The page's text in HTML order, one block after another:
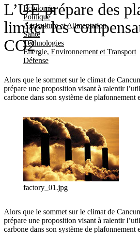
Economie
Politique
Agriculture et Alimentation
Santé
Technologies
Energie, Environnement et Transport
Défense
L’UE prépare des
limiter les
CO2
Alors que le sommet sur le climat de
prépare une proposition visant à ralentir
carbone dans son système de plafonnement
factory_01.jpg
Alors que le sommet sur le climat de
prépare une proposition visant à ralentir
carbone dans son système de plafonnement